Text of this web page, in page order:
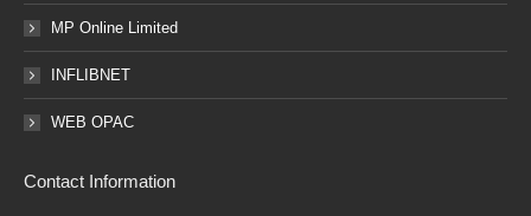
MP Online Limited
INFLIBNET
WEB OPAC
Contact Information